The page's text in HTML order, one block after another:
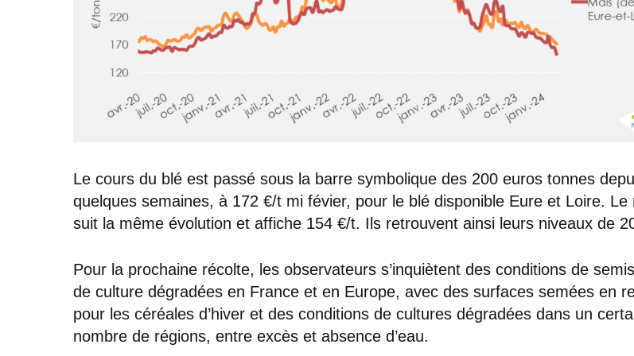
Le cours du blé est passé sous la barre symbolique des 200 euros tonnes
quelques semaines, à 172 €/t mi févier, pour le blé disponible Eure et Loire. Le
suit la même évolution et affiche 154 €/t. Ils retrouvent ainsi leurs niveaux de
Pour la prochaine récolte, les observateurs s’inquiètent des conditions de
de culture dégradées en France et en Europe, avec des surfaces semées en
pour les céréales d’hiver et des conditions de cultures dégradées dans un
nombre de régions, entre excès et absence d’eau.